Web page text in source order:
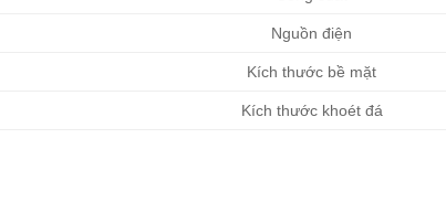
Nguồn điện
Kích thước bề mặt
Kích thước khoét đá